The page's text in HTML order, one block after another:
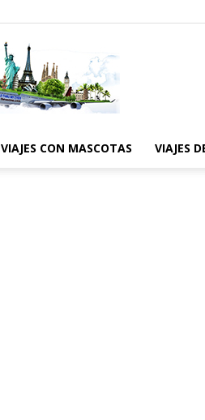
VIAJES CON MASCOTAS VIAJES